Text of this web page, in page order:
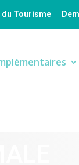
du Tourisme